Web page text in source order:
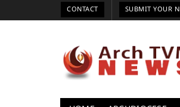
CONTACT SUBMIT YOUR